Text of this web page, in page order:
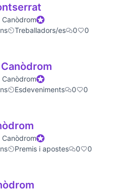
Official participant
Treballadors/es 0 0
Official participant
Esdeveniments 0 0
Official participant
Premis i apostes 0 0